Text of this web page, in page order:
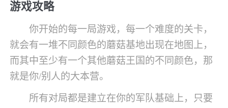
游戏攻略
你开始的每一局游戏，每一个难度的关卡，
就会有一堆不同颜色的蘑菇基地出现在地图上，
而其中至少有一个其他蘑菇王国的不同颜色，那
就是你/别人的大本营。
所有对局都是建立在你的军队基础上，只要